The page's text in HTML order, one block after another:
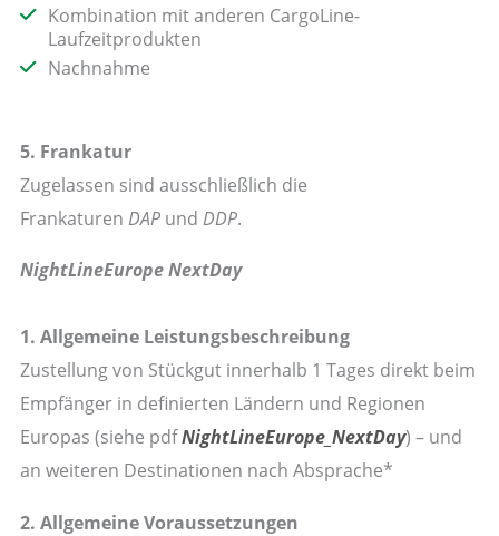
Kombination mit anderen CargoLine-
Laufzeitprodukten
Nachnahme
5. Frankatur
Zugelassen sind ausschließlich die
Frankaturen DAP und DDP.
NightLineEurope NextDay
1. Allgemeine Leistungsbeschreibung
Zustellung von Stückgut innerhalb 1 Tages direkt beim
Empfänger in definierten Ländern und Regionen
Europas (siehe pdfNightLineEurope_NextDay) – und
an weiteren Destinationen nach Absprache*
2. Allgemeine Voraussetzungen